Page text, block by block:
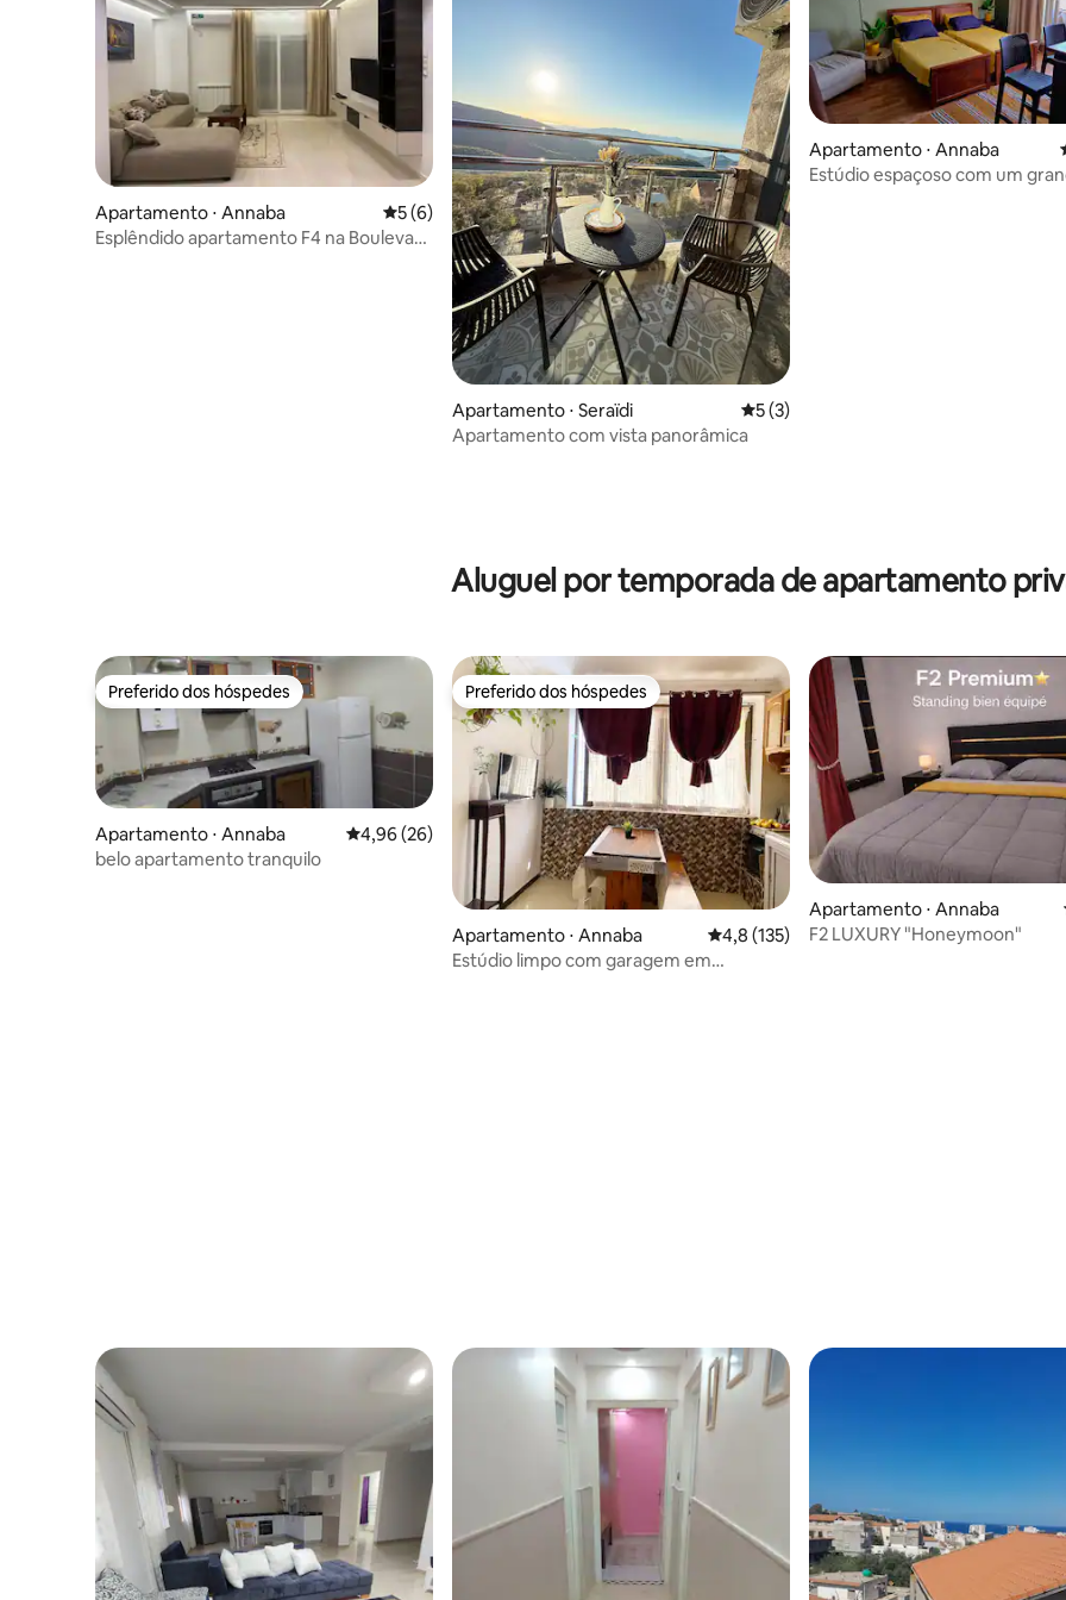
Apartamento ⋅ Annaba 5 de uma avaliação média de 5, 6 avaliações
5 (6)
Esplêndido apartamento F4 na Boulevard
Apartamento ⋅ Seraïdi 5 de uma avaliação média de 5, 3
5 (3)
Apartamento com vista panorâmica
Apartamento ⋅ Annaba
Estúdio espaçoso com um
Aluguel por temporada de apartamento
Preferido dos hóspedes
Preferido dos hóspedes
Apartamento ⋅ Annaba 4,96 de uma avaliação média de 5, 26 avaliações
4,96 (26)
belo apartamento tranquilo
Preferido dos hóspedes
Preferido dos hóspedes
Apartamento ⋅ Annaba 4,8 de uma avaliação média de 5, 135
4,8 (135)
Estúdio limpo com garagem em
Apartamento ⋅ Annaba
F2 LUXURY "Honeymoon"